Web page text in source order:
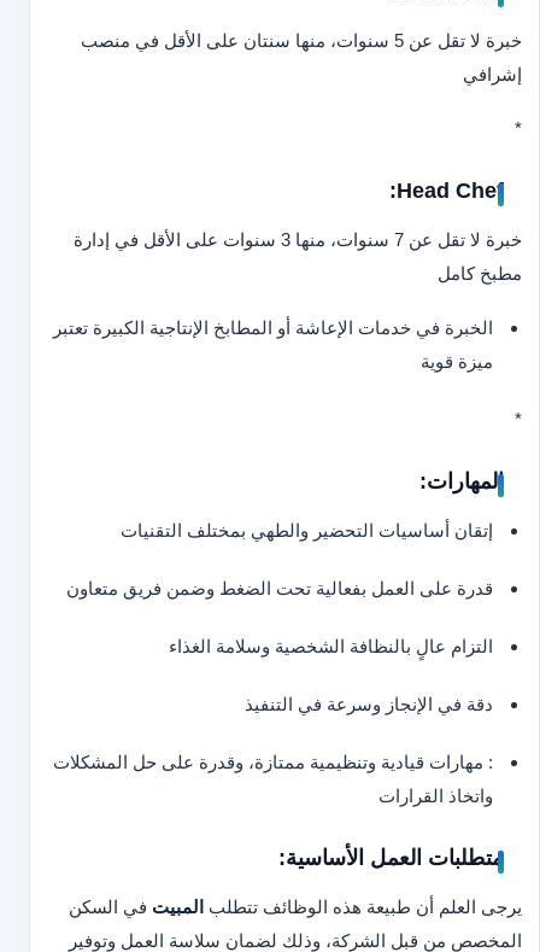
خبرة لا تقل عن 5 سنوات، منها سنتان على الأقل في منصب
إشرافي
*
Head Chef:
خبرة لا تقل عن 7 سنوات، منها 3 سنوات على الأقل في إدارة
مطبخ كامل
الخبرة في خدمات الإعاشة أو المطابخ الإنتاجية الكبيرة تعتبر
ميزة قوية
*
المهارات:
إتقان أساسيات التحضير والطهي بمختلف التقنيات
قدرة على العمل بفعالية تحت الضغط وضمن فريق متعاون
التزام عالٍ بالنظافة الشخصية وسلامة الغذاء
دقة في الإنجاز وسرعة في التنفيذ
: مهارات قيادية وتنظيمية ممتازة، وقدرة على حل المشكلات
واتخاذ القرارات
متطلبات العمل الأساسية:
يرجى العلم أن طبيعة هذه الوظائف تتطلب المبيت في السكن
المخصص من قبل الشركة، وذلك لضمان سلاسة العمل وتوفير